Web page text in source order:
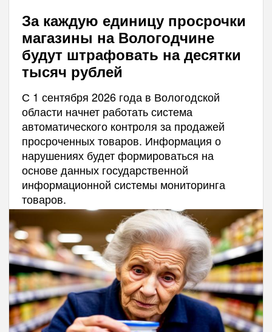
За каждую единицу просрочки
магазины на Вологодчине
будут штрафовать на десятки
тысяч рублей
С 1 сентября 2026 года в Вологодской
области начнет работать система
автоматического контроля за продажей
просроченных товаров. Информация о
нарушениях будет формироваться на
основе данных государственной
информационной системы мониторинга
товаров.